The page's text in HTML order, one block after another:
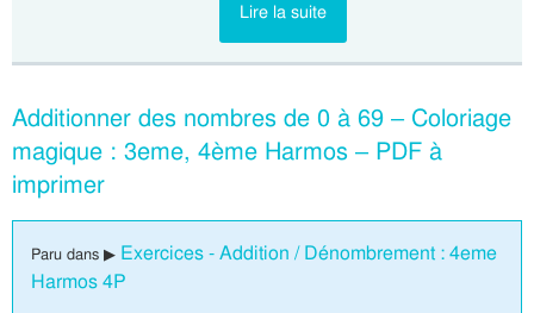
Lire la suite
Additionner des nombres de 0 à 69 – Coloriage
magique : 3eme, 4ème Harmos – PDF à
imprimer
Paru dans ▶ Exercices - Addition / Dénombrement : 4eme
Harmos 4P